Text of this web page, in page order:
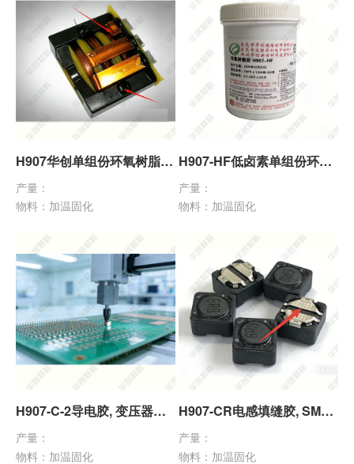
H907华创单组份环氧树脂胶, 热固化耐高温高强度磁芯胶, 电感磁环专用粘接胶
产量：
物料：加温固化
H907-HF低卤素单组份环氧树脂胶, 磁芯胶黑胶灰胶, 电感线圈专用高强度粘接胶
产量：
物料：加温固化
H907-C-2导电胶, 变压器接地导电胶水, 导电碳胶, 低电阻率高强度环氧导电粘接剂
产量：
物料：加温固化
‌H907-CR电感填缝胶, SMD贴片电感粘接胶, 单组份弹性环氧胶, 高柔韧性低应力电感胶水‌
产量：
物料：加温固化